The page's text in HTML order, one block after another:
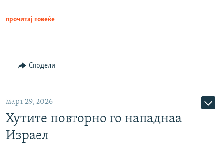
прочитај повеќе
Сподели
март 29, 2026
Хутите повторно го нападнаа
Израел